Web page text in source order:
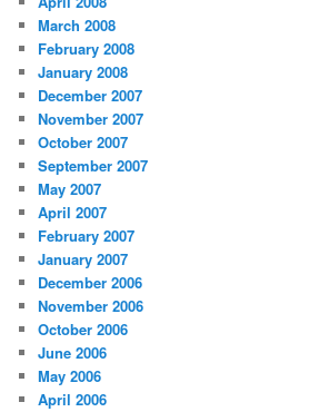
March 2008
February 2008
January 2008
December 2007
November 2007
October 2007
September 2007
May 2007
April 2007
February 2007
January 2007
December 2006
November 2006
October 2006
June 2006
May 2006
April 2006